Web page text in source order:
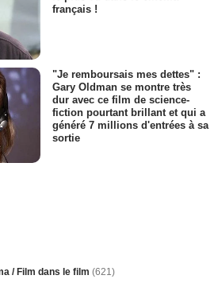
français !
"Je remboursais mes dettes" :
Gary Oldman se montre très
dur avec ce film de science-
fiction pourtant brillant et qui a
généré 7 millions d'entrées à sa
sortie
/ Film dans le film (621)